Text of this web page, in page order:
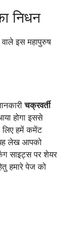
निधन
इस महापुरुष
चक्रवर्ती
होगा इससे
लिए हमें कमेंट
लेख आपको
साइट्स पर शेयर
हमारे पेज को